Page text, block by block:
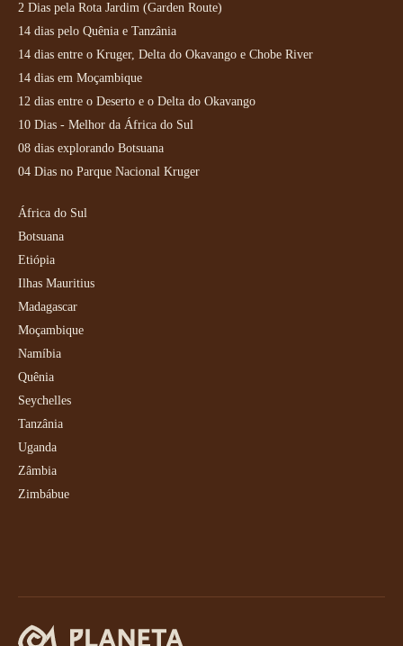
2 Dias pela Rota Jardim (Garden Route)
14 dias pelo Quênia e Tanzânia
14 dias entre o Kruger, Delta do Okavango e Chobe River
14 dias em Moçambique
12 dias entre o Deserto e o Delta do Okavango
10 Dias - Melhor da África do Sul
08 dias explorando Botsuana
04 Dias no Parque Nacional Kruger
África do Sul
Botsuana
Etiópia
Ilhas Mauritius
Madagascar
Moçambique
Namíbia
Quênia
Seychelles
Tanzânia
Uganda
Zâmbia
Zimbábue